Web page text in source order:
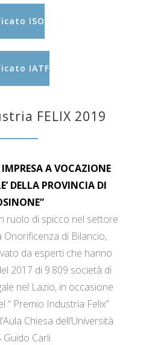
ISO
IATF
FELIX 2019
A VOCAZIONE
DELLA PROVINCIA DI
ruolo di spicco nel settore
Onorificenza di Bilancio,
da esperti che hanno
2017 di 9.809 società di
nel Lazio, in occasione
“ Premio Industria Felix”
Chiesa dell’Università
Guido Carli.